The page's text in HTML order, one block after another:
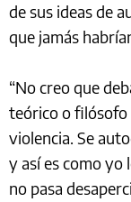
de sus ideas de
que jamás
“No creo que
teórico o filósofo
violencia. Se
y así es como yo
no pasa